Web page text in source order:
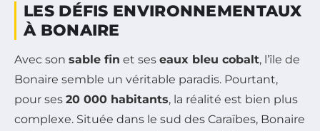
LES DÉFIS ENVIRONNEMENTAUX
À BONAIRE
Avec son sable fin et ses eaux bleu cobalt, l’île de
Bonaire semble un véritable paradis. Pourtant,
pour ses 20 000 habitants, la réalité est bien plus
complexe. Située dans le sud des Caraïbes, Bonaire